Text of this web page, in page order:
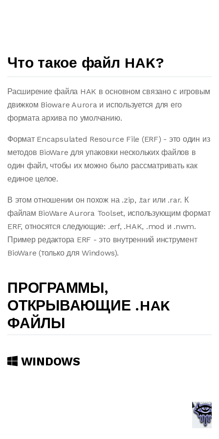
Что такое файл HAK?
Расширение файла HAK в основном связано с игровым
движком Bioware Aurora и используется для его
формата архива по умолчанию.
Формат Encapsulated Resource File (ERF) - это один из
методов BioWare для упаковки нескольких файлов в
один файл, чтобы их можно было рассматривать как
единое целое.
В этом отношении он похож на .zip, .tar или .rar. К
файлам BioWare Aurora Toolset, использующим формат
ERF, относятся следующие: .erf, .HAK, .mod и .nwm.
Пример редактора ERF - это внутренний инструмент
BioWare (только для Windows).
ПРОГРАММЫ,
ОТКРЫВАЮЩИЕ .HAK
ФАЙЛЫ
WINDOWS